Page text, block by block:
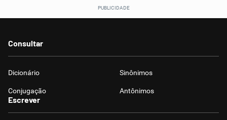
Consultar
Dicionário Sinônimos
Conjugação Antônimos
Escrever